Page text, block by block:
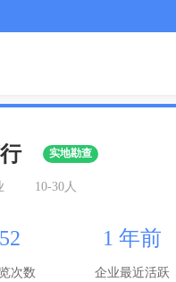
实地勘查
10-30人
次数
1 年前
企业最近活跃